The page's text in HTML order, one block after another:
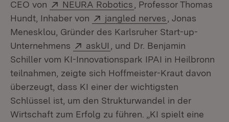
CEO von Extern:
NEURA Robotics (Öffnet in neuem
, Professor Thomas
Hundt, Inhaber von
Extern:
jangled nerves (Öffnet in
, Jonas
Menesklou, Gründer des Karlsruher Start-up-
Unternehmens
Extern:
askUI (Öffnet in neuem Fenster)
, und Dr. Benjamin
Schiller vom KI-Innovationspark IPAI in Heilbronn
teilnahmen, zeigte sich Hoffmeister-Kraut davon
überzeugt, dass KI einer der wichtigsten
Schlüssel ist, um den Strukturwandel in der
Wirtschaft zum Erfolg zu führen. „KI spielt eine